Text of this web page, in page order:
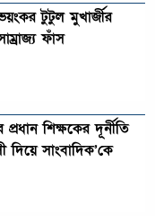
টুটুল মুখার্জীর
ফাঁস
শিক্ষকের দূর্নীতি
দিয়ে সাংবাদিক’কে